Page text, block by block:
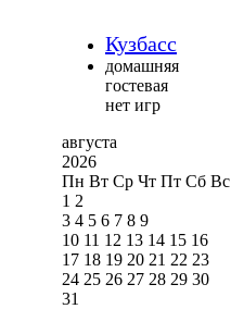
Кузбасс
домашняя
гостевая
нет игр
августа
2026
Пн Вт Ср Чт Пт Сб Вс
1 2
3 4 5 6 7 8 9
10 11 12 13 14 15 16
17 18 19 20 21 22 23
24 25 26 27 28 29 30
31